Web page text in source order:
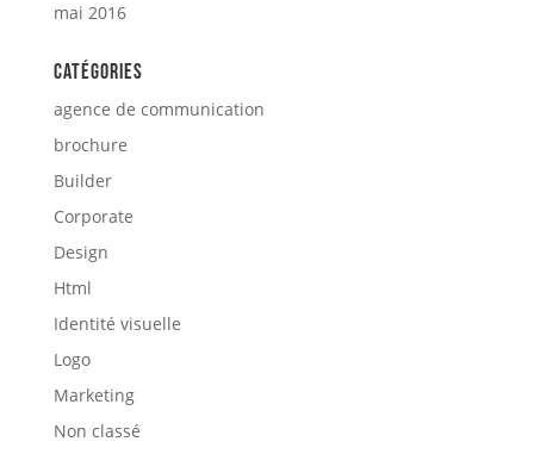
mai 2016
Catégories
agence de communication
brochure
Builder
Corporate
Design
Html
Identité visuelle
Logo
Marketing
Non classé